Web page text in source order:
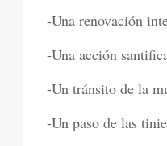
-Una renovación
-Una acción
-Un tránsito de la
-Un paso de las